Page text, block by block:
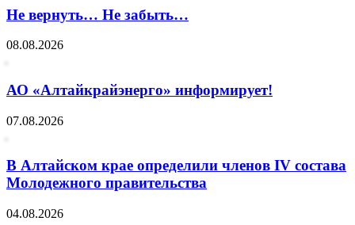
Не вернуть… Не забыть…
08.08.2026
АО «Алтайкрайэнерго» информирует!
07.08.2026
В Алтайском крае определили членов IV состава
Молодежного правительства
04.08.2026